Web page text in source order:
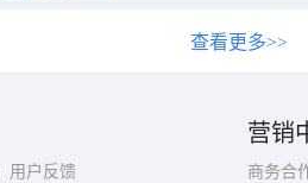
查看更多>>
用户反馈
营销
商务合